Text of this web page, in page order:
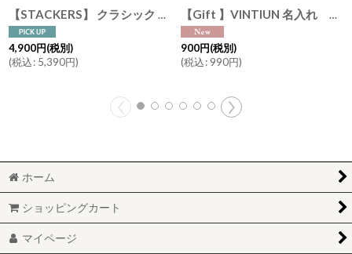
【STACKERS】 クラシック ジュエリーボックス ディープ Deep 4sec オートミール Oatmeal ジュエリーケース 収納 スタッカーズ ロンドン イギリス UK
4,900円(税別)
(税込: 5,390円)
【Gift 】VINTIUN 名入れ 選べるリボン ギフトタグ ボールS 有料ラッピング 木製ウッドプレート ビンティウン スペイン
900円(税別)
(税込: 990円)
ホーム
ショッピングカート
マイページ